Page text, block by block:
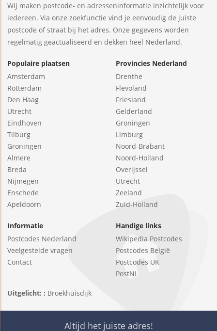
Wij maken postcode- en adresseninformatie inzichtelijk voor
iedereen. Via onze zoekfunctie vind je eenvoudig de juiste
postcode of straat bij het adres. Onze gegevens worden
regelmatig geactualiseerd en dekken heel Nederland.
Populaire plaatsen
Amsterdam
Rotterdam
Den Haag
Utrecht
Eindhoven
Tilburg
Groningen
Almere
Breda
Nijmegen
Enschede
Apeldoorn
Provincies Nederland
Drenthe
Flevoland
Friesland
Gelderland
Groningen
Limburg
Noord-Brabant
Noord-Holland
Overijssel
Utrecht
Zeeland
Zuid-Holland
Informatie
Postcodes Nederland
Veelgestelde vragen
Contact
Handige links
Wikipedia Postcodes
Postcodes België
Postcodes UK
PostNL
Uitgelicht: : Broekhuisdijk
Altijd het juiste adres!